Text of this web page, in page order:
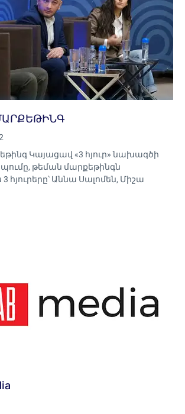
Կայացավ «3 հյուր» նախագծի
թեման մարքեթինգն
հյուրերը՝ Աննա Սալոմեն, Միշա